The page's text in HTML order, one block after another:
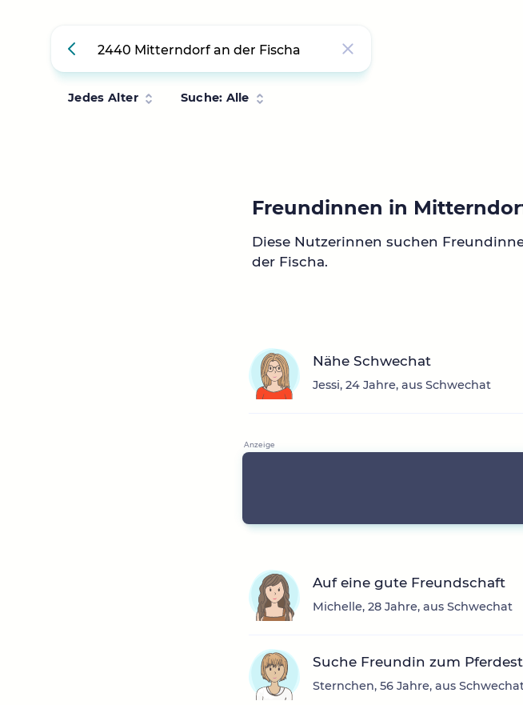
Jedes Alter Suche: Alle
Freundinnen in
Diese Nutzerinnen suchen
der Fischa.
Nähe Schwechat
Jessi, 24 Jahre, aus Schwechat
Auf eine gute Freundschaft
Michelle, 28 Jahre, aus Schwechat
Suche Freundin zum
Sternchen, 56 Jahre, aus